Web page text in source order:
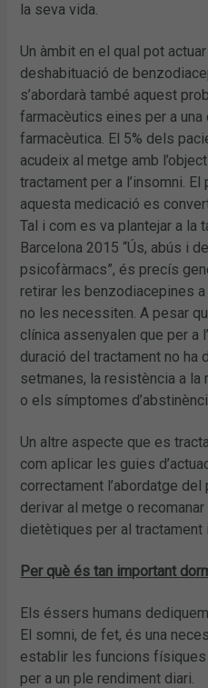
la seva vida.
Un àmbit en el qual pot
deshabituació de
s’abordarà també aquest
farmacèutics eines per a
farmacèutica. El 5% dels
acudeix al metge amb
tractament per a l’insomni.
aquesta medicació es
Tal i com es va plantejar a la
Barcelona 2015 “Ús, abús i
psicofàrmacs”, és precís
retirar les benzodiacepines
no les necessiten. A pesar
clínica assenyalen que per a
duració del tractament no ha
setmanes, la resistència a la
o els símptomes
Un altre aspecte que es
com aplicar les guies
correctament l’abordatge del
derivar al metge o
dietètiques per al tractament
Per què és tan important
Els éssers humans
El somni, de fet, és una
establir les funcions
per a un ple rendiment diari.